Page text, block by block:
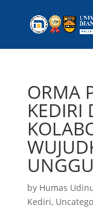
ORMA
KEDIRI
by Humas
Kediri,